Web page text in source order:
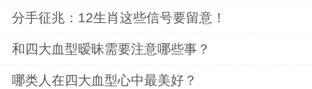
尤其是在面对一些情感色彩浓厚的话题时，
AB血型人可能会因为过于理性而显得冷漠无
情。因此，AB血型人在微信聊天时，需要学
分手征兆：12生肖这些信号要留意！
和四大血型暧昧需要注意哪些事？
哪类人在四大血型心中最美好？